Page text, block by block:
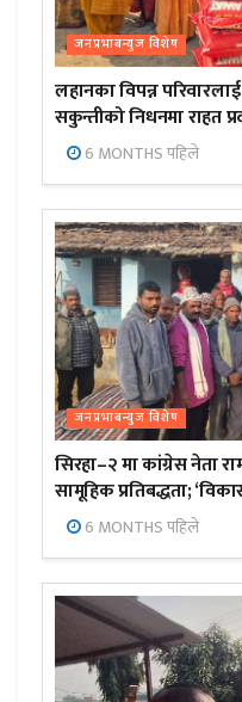
जनप्रभाबन्युज विशेष
लहानका विपन्न
सकुन्तीको निधनमा राहत
6 MONTHS पहिले
जनप्रभाबन्युज विशेष
सिरहा–२ मा कांग्रेस नेता
सामूहिक प्रतिबद्धता;
6 MONTHS पहिले